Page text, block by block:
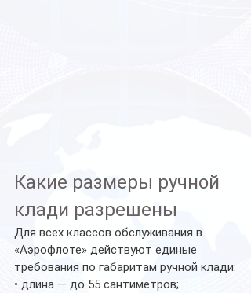
Какие размеры ручной
клади разрешены
Для всех классов обслуживания в
«Аэрофлоте» действуют единые
требования по габаритам ручной клади:
• длина — до 55 сантиметров;